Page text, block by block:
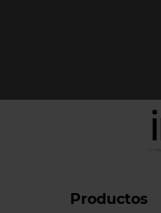
Productos